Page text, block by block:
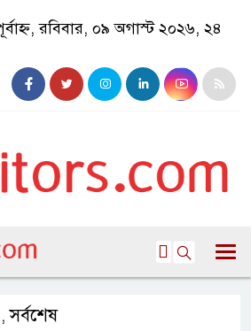
রবিবার, ০৯ অগাস্ট ২০২৬, ২৪
,সর্বশেষ